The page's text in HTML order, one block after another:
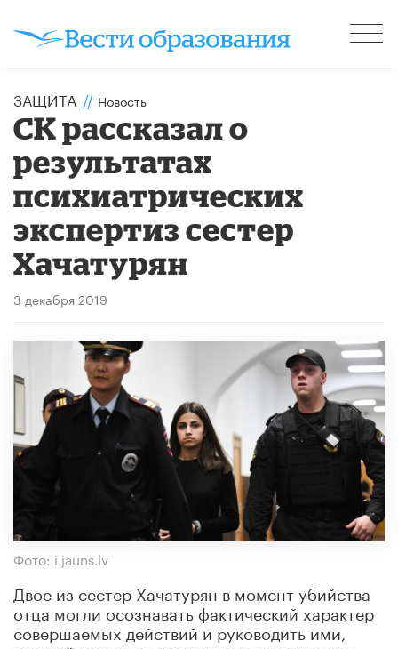
ЗАЩИТА // Новость
СК рассказал о
результатах
психиатрических
экспертиз сестер
Хачатурян
3 декабря 2019
Фото: i.jauns.lv
Двое из сестер Хачатурян в момент убийства
отца могли осознавать фактический характер
совершаемых действий и руководить ими,